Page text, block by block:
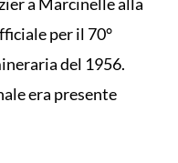
per il 70°
del 1956.
era presente